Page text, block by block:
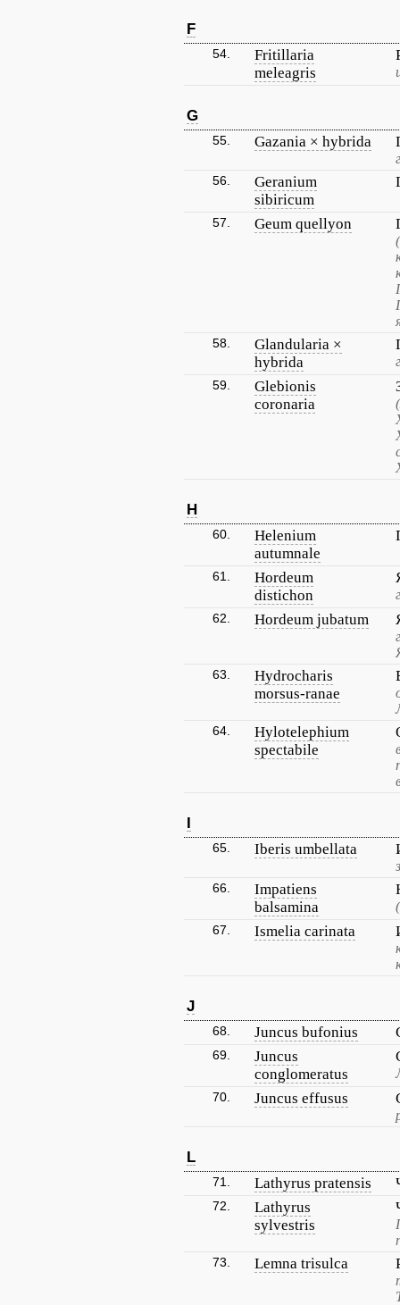
F
54.
Fritillaria
meleagris
G
55. Gazania × hybrida
56.
Geranium
sibiricum
57. Geum quellyon
58.
Glandularia ×
hybrida
59.
Glebionis
coronaria
H
60.
Helenium
autumnale
61.
Hordeum
distichon
62. Hordeum jubatum
63.
Hydrocharis
morsus-ranae
64.
Hylotelephium
spectabile
I
65. Iberis umbellata
66.
Impatiens
balsamina
67. Ismelia carinata
J
68. Juncus bufonius
69.
Juncus
conglomeratus
70. Juncus effusus
L
71. Lathyrus pratensis
72.
Lathyrus
sylvestris
73. Lemna trisulca